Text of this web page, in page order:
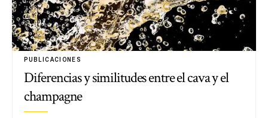
PUBLICACIONES
Diferencias y similitudes entre el cava y el
champagne